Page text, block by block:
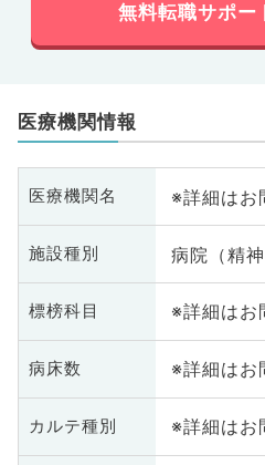
無料転職サポー
医療機関情報
医療機関名 ※詳細はお
施設種別 病院（精神
標榜科目 ※詳細はお
病床数 ※詳細はお
カルテ種別 ※詳細はお